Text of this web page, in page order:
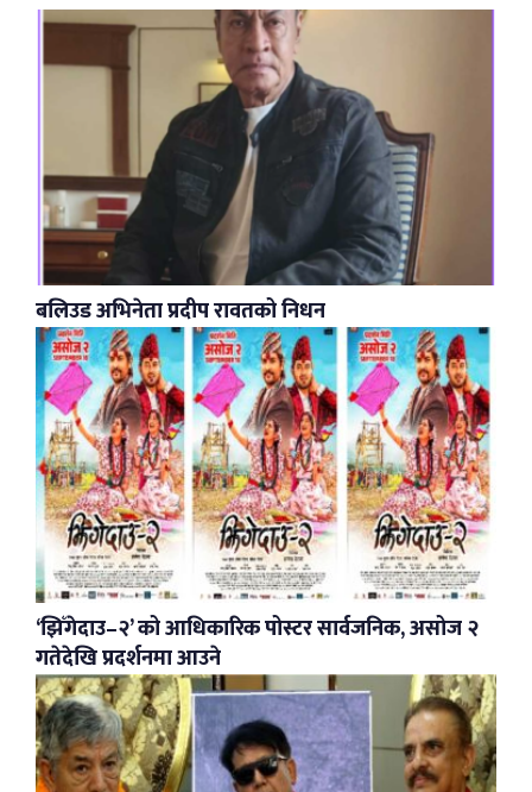
बलिउड अभिनेता प्रदीप रावतको निधन
‘झिँगेदाउ–२’ को आधिकारिक पोस्टर सार्वजनिक, असोज २
गतेदेखि प्रदर्शनमा आउने